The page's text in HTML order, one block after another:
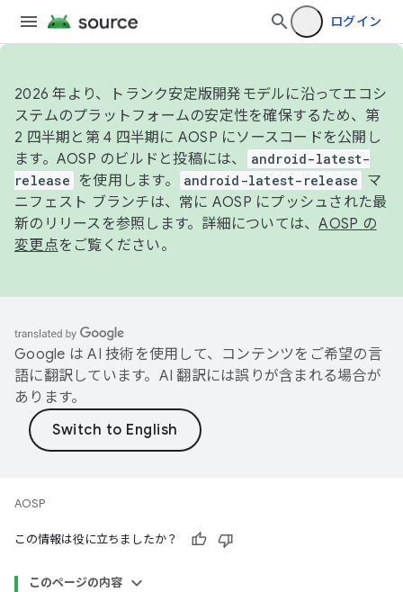
ログイン
2026 年より、トランク安定版開発モデルに沿ってエコシ
ステムのプラットフォームの安定性を確保するため、第
2 四半期と第 4 四半期に AOSP にソースコードを公開し
ます。AOSP のビルドと投稿には、
android-latest-
release
を使用します。 android-latest-release
マ
ニフェスト ブランチは、常に AOSP にプッシュされた最
新のリリースを参照します。詳細については、AOSP の
変更点をご覧ください。
Google は AI 技術を使用して、コンテンツをご希望の言
語に翻訳しています。AI 翻訳には誤りが含まれる場合が
あります。
AOSP
この情報は役に立ちましたか？
このページの内容